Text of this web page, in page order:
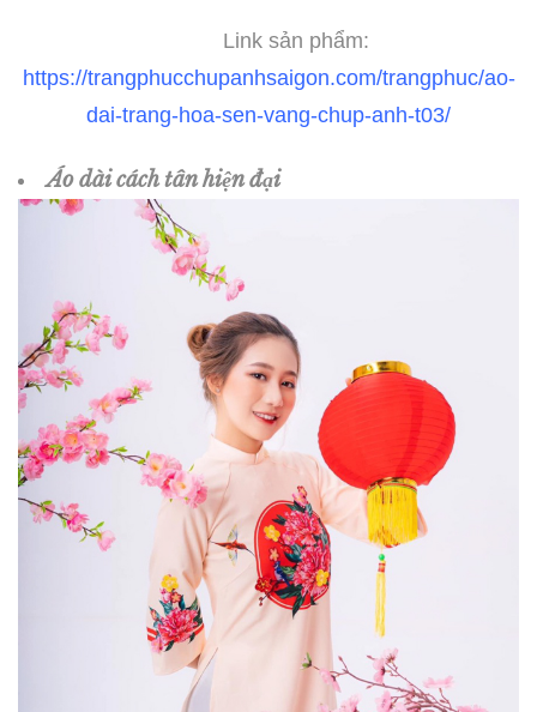
Link sản phẩm:
https://trangphucchupanhsaigon.com/trangphuc/ao-
dai-trang-hoa-sen-vang-chup-anh-t03/
Áo dài cách tân hiện đại